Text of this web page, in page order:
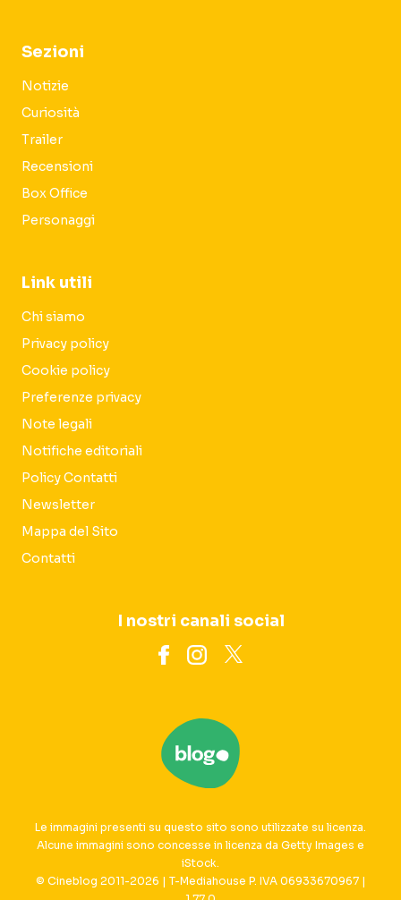
Sezioni
Notizie
Curiosità
Trailer
Recensioni
Box Office
Personaggi
Link utili
Chi siamo
Privacy policy
Cookie policy
Preferenze privacy
Note legali
Notifiche editoriali
Policy Contatti
Newsletter
Mappa del Sito
Contatti
I nostri canali social
Le immagini presenti su questo sito sono utilizzate su licenza.
Alcune immagini sono concesse in licenza da Getty Images e
iStock.
© Cineblog 2011-2026 | T-Mediahouse P. IVA 06933670967 |